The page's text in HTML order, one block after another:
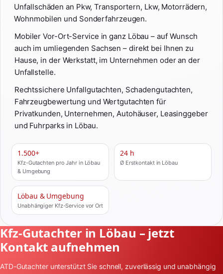
Unfallschäden an Pkw, Transportern, Lkw, Motorrädern,
Wohnmobilen und Sonderfahrzeugen.
Mobiler Vor-Ort-Service in ganz Löbau – auf Wunsch
auch im umliegenden Sachsen – direkt bei Ihnen zu
Hause, in der Werkstatt, im Unternehmen oder an der
Unfallstelle.
Rechtssichere Unfallgutachten, Schadengutachten,
Fahrzeugbewertung und Wertgutachten für
Privatkunden, Unternehmen, Autohäuser, Leasinggeber
und Fuhrparks in Löbau.
1.500+
Kfz-Gutachten pro Jahr in Löbau
& Umgebung
24 h
Ø Erstkontakt in Löbau
Löbau & Umgebung
Unabhängiger Kfz-Service vor Ort
Kfz-Gutachter in Löbau – jetzt
Kontakt aufnehmen
ATD-Gutachter unterstützt Sie schnell, zuverlässig und unabhängig